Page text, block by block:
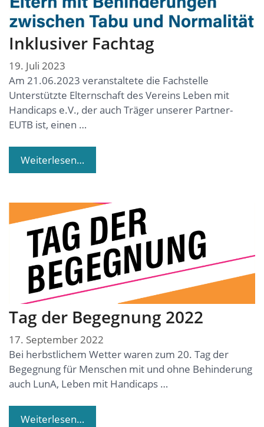
Inklusiver Fachtag
19. Juli 2023
Am 21.06.2023 veranstaltete die Fachstelle
Unterstützte Elternschaft des Vereins Leben mit
Handicaps e.V., der auch Träger unserer Partner-
EUTB ist, einen …
Weiterlesen…
Tag der Begegnung 2022
17. September 2022
Bei herbstlichem Wetter waren zum 20. Tag der
Begegnung für Menschen mit und ohne Behinderung
auch LunA, Leben mit Handicaps …
Weiterlesen…